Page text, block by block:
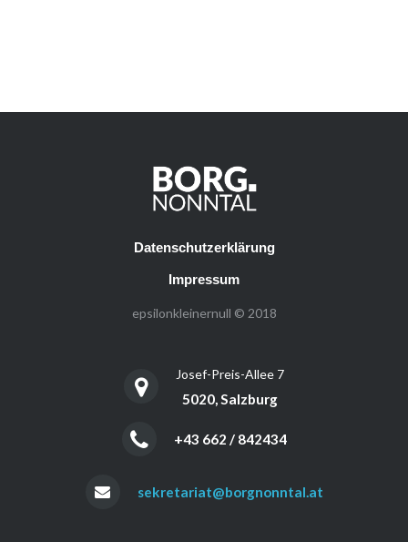
Datenschutzerklärung
Impressum
epsilonkleinernull © 2018
Josef-Preis-Allee 7
5020, Salzburg
+43 662 / 842434
sekretariat@borgnonntal.at